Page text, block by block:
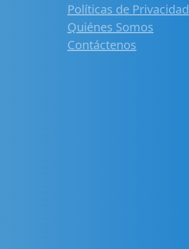
Políticas de Privacidad
Quiénes Somos
Contáctenos